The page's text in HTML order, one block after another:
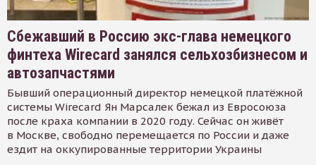
Сбежавший в Россию экс-глава немецкого
финтеха Wirecard занялся сельхозбизнесом и
автозапчастями
Бывший операционный директор немецкой платёжной
системы Wirecard Ян Марсалек бежал из Евросоюза
после краха компании в 2020 году. Сейчас он живёт
в Москве, свободно перемещается по России и даже
ездит на оккупированные территории Украины